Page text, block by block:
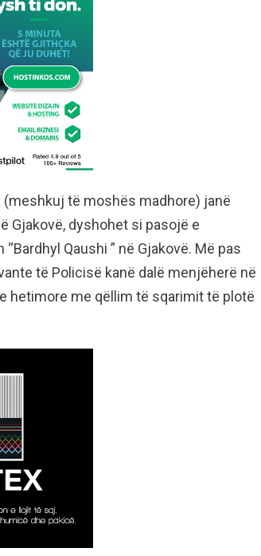
të moshës madhore) janë
Gjakovë, dyshohet si pasojë e
Qaushi ” në Gjakovë. Më pas
të Policisë kanë dalë menjëherë në
hetimore me qëllim të sqarimit të plotë